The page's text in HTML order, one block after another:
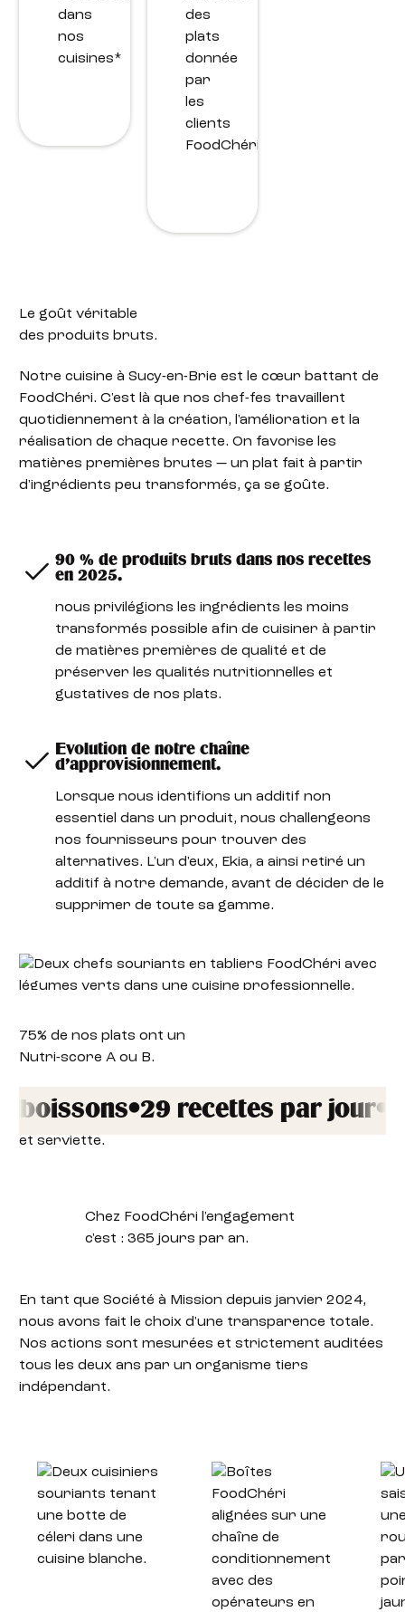
dans
nos
cuisines*
des
plats
donnée
par
les
clients
FoodChéri.
Le goût véritable
des produits bruts.
Notre cuisine à Sucy-en-Brie est le cœur battant de
FoodChéri. C'est là que nos chef-fes travaillent
quotidiennement à la création, l'amélioration et la
réalisation de chaque recette. On favorise les
matières premières brutes — un plat fait à partir
d'ingrédients peu transformés, ça se goûte.
90 % de produits bruts dans nos recettes
en 2025.
nous privilégions les ingrédients les moins
transformés possible afin de cuisiner à partir
de matières premières de qualité et de
préserver les qualités nutritionnelles et
gustatives de nos plats.
Evolution de notre chaîne
d'approvisionnement.
Lorsque nous identifions un additif non
essentiel dans un produit, nous challengeons
nos fournisseurs pour trouver des
alternatives. L'un d'eux, Ekia, a ainsi retiré un
additif à notre demande, avant de décider de le
supprimer de toute sa gamme.
75% de nos plats ont un
Nutri-score A ou B.
•29 recettes par jour•14
Chez FoodChéri l'engagement
c'est : 365 jours par an.
En tant que Société à Mission depuis janvier 2024,
nous avons fait le choix d'une transparence totale.
Nos actions sont mesurées et strictement auditées
tous les deux ans par un organisme tiers
indépendant.